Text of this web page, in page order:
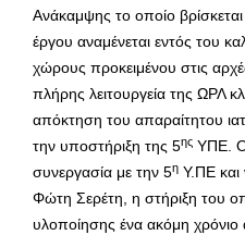
Ανάκαμψης το οποίο
έργου αναμένεται εντός του
χώρους προκειμένου στις
πλήρης λειτουργεία της ΩΡΛ
απόκτηση του απαραίτητου
την υποστήριξη της 5ης ΥΠΕ.
συνεργασία με την 5η Υ.ΠΕ και
Φώτη Σερέτη, η στήριξη του
υλοποίησης ένα ακόμη χρόνιο